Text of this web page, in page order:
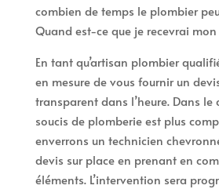
combien de temps le plombier
Quand est-ce que je recevrai
En tant qu’artisan plombier
en mesure de vous fournir un
transparent dans l’heure. Dans le
soucis de plomberie est plus
enverrons un technicien
devis sur place en prenant en
éléments. L’intervention sera